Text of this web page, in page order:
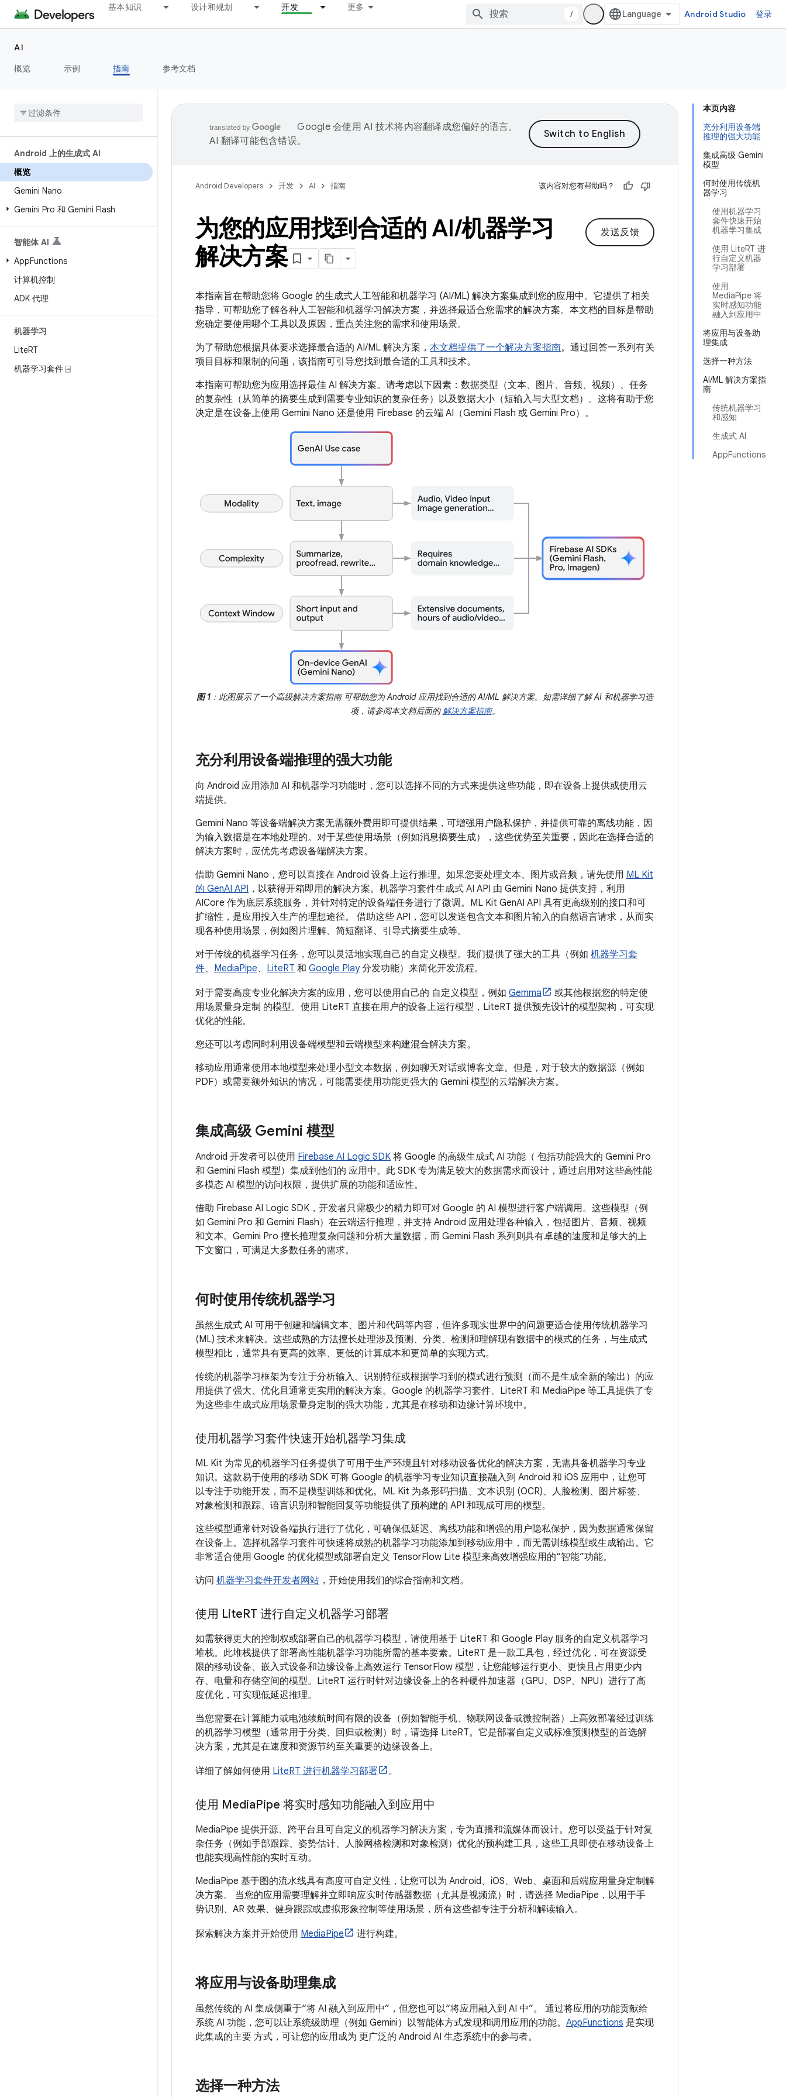
基本知识 设计和规划 开发 更多
/ Android Studio 登录
AI
概览
示例 指南 参考文档
Android 上的生成式 AI
概览
Gemini Nano
Gemini Pro 和 Gemini Flash
智能体 AI
AppFunctions
计算机控制
ADK 代理
机器学习
LiteRT
机器学习套件 ⍈
本页内容
充分利用设备端
推理的强大功能
集成高级 Gemini
模型
何时使用传统机
器学习
使用机器学习
套件快速开始
机器学习集成
使用 LiteRT 进
行自定义机器
学习部署
使用
MediaPipe 将
实时感知功能
融入到应用中
将应用与设备助
理集成
选择一种方法
AI/ML 解决方案指
南
传统机器学习
和感知
生成式 AI
AppFunctions
Google 会使用 AI 技术将内容翻译成您偏好的语言。
AI 翻译可能包含错误。
Android Developers 开发 AI 指南 该内容对您有帮助吗？
发送反馈
为您的应用找到合适的 AI/机器学习
解决方案
本指南旨在帮助您将 Google 的生成式人工智能和机器学习 (AI/ML) 解决方案集成到您的应用中。它提供了相关
指导，可帮助您了解各种人工智能和机器学习解决方案，并选择最适合您需求的解决方案。本文档的目标是帮助
您确定要使用哪个工具以及原因，重点关注您的需求和使用场景。
为了帮助您根据具体要求选择最合适的 AI/ML 解决方案， 本文档提供了一个解决方案指南。通过回答一系列有关
项目目标和限制的问题，该指南可引导您找到最合适的工具和技术。
本指南可帮助您为应用选择最佳 AI 解决方案。请考虑以下因素：数据类型（文本、图片、音频、视频）、任务
的复杂性（从简单的摘要生成到需要专业知识的复杂任务）以及数据大小（短输入与大型文档）。这将有助于您
决定是在设备上使用 Gemini Nano 还是使用 Firebase 的云端 AI（Gemini Flash 或 Gemini Pro）。
图 1 ：此图展示了一个高级解决方案指南 可帮助您为 Android 应用找到合适的 AI/ML 解决方案。如需详细了解 AI 和机器学习选
项，请参阅本文档后面的 解决方案指南。
充分利用设备端推理的强大功能
向 Android 应用添加 AI 和机器学习功能时，您可以选择不同的方式来提供这些功能，即在设备上提供或使用云
端提供。
Gemini Nano 等设备端解决方案无需额外费用即可提供结果，可增强用户隐私保护，并提供可靠的离线功能，因
为输入数据是在本地处理的。对于某些使用场景（例如消息摘要生成），这些优势至关重要，因此在选择合适的
解决方案时，应优先考虑设备端解决方案。
借助 Gemini Nano，您可以直接在 Android 设备上运行推理。如果您要处理文本、图片或音频，请先使用 ML Kit
的 GenAI API ，以获得开箱即用的解决方案。机器学习套件生成式 AI API 由 Gemini Nano 提供支持，利用
AICore 作为底层系统服务，并针对特定的设备端任务进行了微调。ML Kit GenAI API 具有更高级别的接口和可
扩缩性，是应用投入生产的理想途径。 借助这些 API，您可以发送包含文本和图片输入的自然语言请求，从而实
现各种使用场景，例如图片理解、简短翻译、引导式摘要生成等。
对于传统的机器学习任务，您可以灵活地实现自己的自定义模型。我们提供了强大的工具（例如 机器学习套
件、 MediaPipe、 LiteRT 和 Google Play分发功能）来简化开发流程。
对于需要高度专业化解决方案的应用，您可以使用自己的 自定义模型，例如 Gemma
或其他根据您的特定使
用场景量身定制 的模型。使用 LiteRT 直接在用户的设备上运行模型，LiteRT 提供预先设计的模型架构，可实现
优化的性能。
您还可以考虑同时利用设备端模型和云端模型来构建混合解决方案。
移动应用通常使用本地模型来处理小型文本数据，例如聊天对话或博客文章。但是，对于较大的数据源（例如
PDF）或需要额外知识的情况，可能需要使用功能更强大的 Gemini 模型的云端解决方案。
集成高级 Gemini 模型
Android 开发者可以使用 Firebase AI Logic SDK 将 Google 的高级生成式 AI 功能（ 包括功能强大的 Gemini Pro
和 Gemini Flash 模型）集成到他们的 应用中。此 SDK 专为满足较大的数据需求而设计，通过启用对这些高性能
多模态 AI 模型的访问权限，提供扩展的功能和适应性。
借助 Firebase AI Logic SDK，开发者只需极少的精力即可对 Google 的 AI 模型进行客户端调用。这些模型（例
如 Gemini Pro 和 Gemini Flash）在云端运行推理，并支持 Android 应用处理各种输入，包括图片、音频、视频
和文本。Gemini Pro 擅长推理复杂问题和分析大量数据，而 Gemini Flash 系列则具有卓越的速度和足够大的上
下文窗口，可满足大多数任务的需求。
何时使用传统机器学习
虽然生成式 AI 可用于创建和编辑文本、图片和代码等内容，但许多现实世界中的问题更适合使用传统机器学习
(ML) 技术来解决。这些成熟的方法擅长处理涉及预测、分类、检测和理解现有数据中的模式的任务，与生成式
模型相比，通常具有更高的效率、更低的计算成本和更简单的实现方式。
传统的机器学习框架为专注于分析输入、识别特征或根据学习到的模式进行预测（而不是生成全新的输出）的应
用提供了强大、优化且通常更实用的解决方案。Google 的机器学习套件、LiteRT 和 MediaPipe 等工具提供了专
为这些非生成式应用场景量身定制的强大功能，尤其是在移动和边缘计算环境中。
使用机器学习套件快速开始机器学习集成
ML Kit 为常见的机器学习任务提供了可用于生产环境且针对移动设备优化的解决方案，无需具备机器学习专业
知识。这款易于使用的移动 SDK 可将 Google 的机器学习专业知识直接融入到 Android 和 iOS 应用中，让您可
以专注于功能开发，而不是模型训练和优化。ML Kit 为条形码扫描、文本识别 (OCR)、人脸检测、图片标签、
对象检测和跟踪、语言识别和智能回复等功能提供了预构建的 API 和现成可用的模型。
这些模型通常针对设备端执行进行了优化，可确保低延迟、离线功能和增强的用户隐私保护，因为数据通常保留
在设备上。选择机器学习套件可快速将成熟的机器学习功能添加到移动应用中，而无需训练模型或生成输出。它
非常适合使用 Google 的优化模型或部署自定义 TensorFlow Lite 模型来高效增强应用的“智能”功能。
访问 机器学习套件开发者网站 ，开始使用我们的综合指南和文档。
使用 LiteRT 进行自定义机器学习部署
如需获得更大的控制权或部署自己的机器学习模型，请使用基于 LiteRT 和 Google Play 服务的自定义机器学习
堆栈。此堆栈提供了部署高性能机器学习功能所需的基本要素。LiteRT 是一款工具包，经过优化，可在资源受
限的移动设备、嵌入式设备和边缘设备上高效运行 TensorFlow 模型，让您能够运行更小、更快且占用更少内
存、电量和存储空间的模型。LiteRT 运行时针对边缘设备上的各种硬件加速器（GPU、DSP、NPU）进行了高
度优化，可实现低延迟推理。
当您需要在计算能力或电池续航时间有限的设备（例如智能手机、物联网设备或微控制器）上高效部署经过训练
的机器学习模型（通常用于分类、回归或检测）时，请选择 LiteRT。它是部署自定义或标准预测模型的首选解
决方案，尤其是在速度和资源节约至关重要的边缘设备上。
详细了解如何使用 LiteRT 进行机器学习部署 。
使用 MediaPipe 将实时感知功能融入到应用中
MediaPipe 提供开源、跨平台且可自定义的机器学习解决方案，专为直播和流媒体而设计。您可以受益于针对复
杂任务（例如手部跟踪、姿势估计、人脸网格检测和对象检测）优化的预构建工具，这些工具即使在移动设备上
也能实现高性能的实时互动。
MediaPipe 基于图的流水线具有高度可自定义性，让您可以为 Android、iOS、Web、桌面和后端应用量身定制解
决方案。 当您的应用需要理解并立即响应实时传感器数据（尤其是视频流）时，请选择 MediaPipe，以用于手
势识别、AR 效果、健身跟踪或虚拟形象控制等使用场景，所有这些都专注于分析和解读输入。
探索解决方案并开始使用 MediaPipe 进行构建。
将应用与设备助理集成
虽然传统的 AI 集成侧重于“将 AI 融入到应用中”，但您也可以“将应用融入到 AI 中”。 通过将应用的功能贡献给
系统 AI 功能，您可以让系统级助理（例如 Gemini）以智能体方式发现和调用应用的功能。 AppFunctions 是实现
此集成的主要 方式，可让您的应用成为 更广泛的 Android AI 生态系统中的参与者。
选择一种方法